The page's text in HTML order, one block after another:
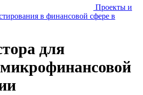
Проекты и
в финансовой сфере в
для